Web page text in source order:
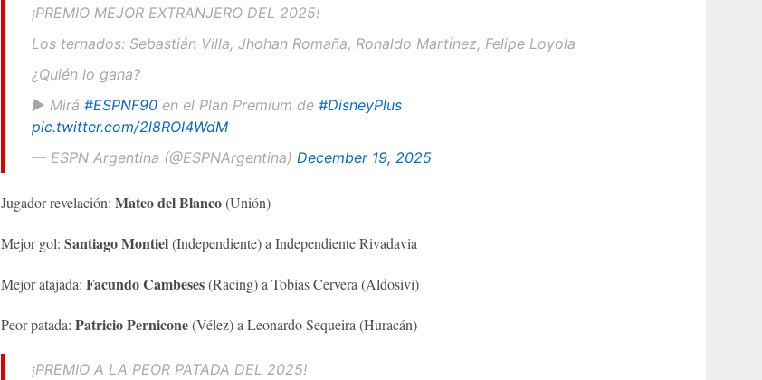
¡PREMIO MEJOR EXTRANJERO DEL 2025!
Los ternados: Sebastián Villa, Jhohan Romaña, Ronaldo Martínez, Felipe Loyola
¿Quién lo gana?
▶️ Mirá #ESPNF90en el Plan Premium de #DisneyPlus
pic.twitter.com/2l8ROI4WdM
— ESPN Argentina (@ESPNArgentina) December 19, 2025
Jugador revelación: Mateo del Blanco(Unión)
Mejor gol: Santiago Montiel(Independiente) a Independiente Rivadavia
Mejor atajada: Facundo Cambeses(Racing) a Tobías Cervera (Aldosivi)
Peor patada: Patricio Pernicone(Vélez) a Leonardo Sequeira (Huracán)
¡PREMIO A LA PEOR PATADA DEL 2025!